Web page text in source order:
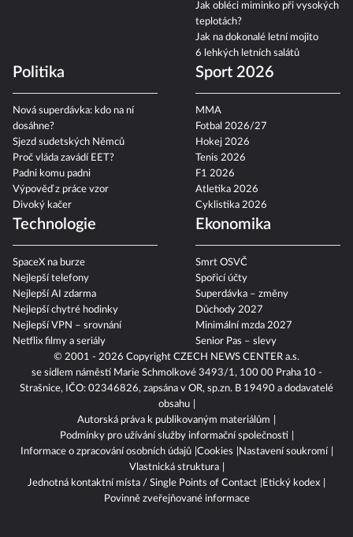
© 2001 - 2026 Copyright CZECH NEWS CENTER a.s.
se sídlem náměstí Marie Schmolkové 3493/1, 100 00 Praha 10 -
Strašnice, IČO: 02346826, zapsána v OR, sp.zn. B 19490 a dodavatelé
obsahu
Autorská práva k publikovaným materiálům
Podmínky pro užívání služby informační společnosti
Informace o zpracování osobních údajů Cookies
Nastavení soukromí
Vlastnická struktura
Jednotná kontaktní místa / Single Points of Contact
Etický kodex
Povinně zveřejňované informace
Jak obléci miminko při vysokých
teplotách?
Jak na dokonalé letní mojito
6 lehkých letních salátů
Politika
Nová superdávka: kdo na ní
dosáhne?
Sjezd sudetských Němců
Proč vláda zavádí EET?
Padni komu padni
Výpověď z práce vzor
Divoký kačer
Sport 2026
MMA
Fotbal 2026/27
Hokej 2026
Tenis 2026
F1 2026
Atletika 2026
Cyklistika 2026
Technologie
SpaceX na burze
Nejlepší telefony
Nejlepší AI zdarma
Nejlepší chytré hodinky
Nejlepší VPN – srovnání
Netflix filmy a seriály
Ekonomika
Smrt OSVČ
Spořicí účty
Superdávka – změny
Důchody 2027
Minimální mzda 2027
Senior Pas – slevy